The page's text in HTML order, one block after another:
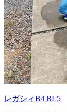
レガシィB4 BL5